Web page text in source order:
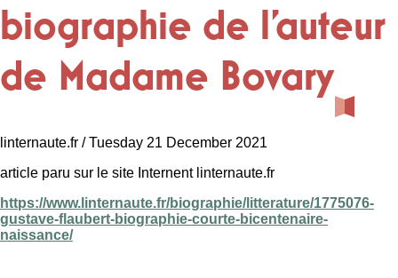
biographie de l'auteur
de Madame Bovary
linternaute.fr / Tuesday 21 December 2021
article paru sur le site Internent linternaute.fr
https://www.linternaute.fr/biographie/litterature/1775076-
gustave-flaubert-biographie-courte-bicentenaire-
naissance/